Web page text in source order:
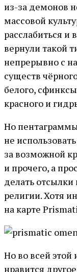
из-за демонов
массовой
расслабиться
вернули такой
непрерывно с
существ
белого,
красного и
Но
не
за возможной
и прочего, а
делать
религии. Хотя
на карте
Но во всей
нравится